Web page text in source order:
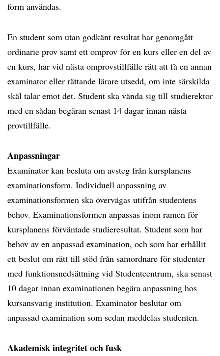
form användas.
En student som utan godkänt resultat har genomgått
ordinarie prov samt ett omprov för en kurs eller en del av
en kurs, har vid nästa omprovstillfälle rätt att få en annan
examinator eller rättande lärare utsedd, om inte särskilda
skäl talar emot det. Student ska vända sig till studierektor
med en sådan begäran senast 14 dagar innan nästa
provtillfälle.
Anpassningar
Examinator kan besluta om avsteg från kursplanens
examinationsform. Individuell anpassning av
examinationsformen ska övervägas utifrån studentens
behov. Examinationsformen anpassas inom ramen för
kursplanens förväntade studieresultat. Student som har
behov av en anpassad examination, och som har erhållit
ett beslut om rätt till stöd från samordnare för studenter
med funktionsnedsättning vid Studentcentrum, ska senast
10 dagar innan examinationen begära anpassning hos
kursansvarig institution. Examinator beslutar om
anpassad examination som sedan meddelas studenten.
Akademisk integritet och fusk